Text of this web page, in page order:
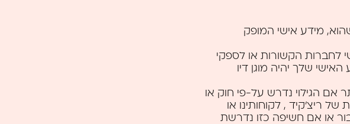
מידע אישי המופק
לחברות הקשורות או לספקי
שלך יהיה מוגן דיו
אם הגילוי נדרש על-פי חוק או
של ריצ’קיד , לקוחותינו או
או אם חשיפה כזו נדרשת